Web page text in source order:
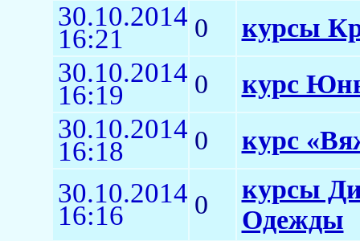
30.10.2014
16:21 0 курсы
30.10.2014
16:19 0 курс
30.10.2014
16:18 0 курс
30.10.2014
16:16 0
курсы
Одежды